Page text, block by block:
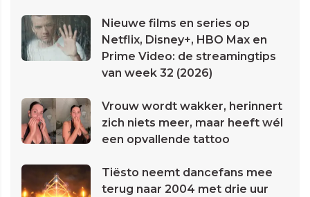
Nieuwe films en series op
Netflix, Disney+, HBO Max en
Prime Video: de streamingtips
van week 32 (2026)
Vrouw wordt wakker, herinnert
zich niets meer, maar heeft wél
een opvallende tattoo
Tiësto neemt dancefans mee
terug naar 2004 met drie uur